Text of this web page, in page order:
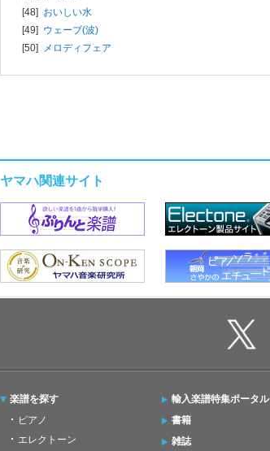
[48] おいしい水
[49] ウェーブ(波)
[50] メロディフェア
ヤマハ関連サイト
楽譜を探す
ピアノ
エレクトーン
輸入楽譜特集ポータル
書籍
雑誌